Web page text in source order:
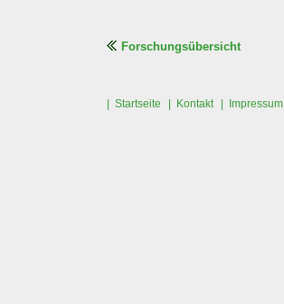
Forschungsübersicht
| Startseite | Kontakt | Impressum